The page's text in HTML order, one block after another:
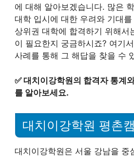
에 대해 알아보겠습니다. 많은
대학 입시에 대한 우려와 기대
상위권 대학에 합격하기 위해서
이 필요한지 궁금하시죠? 여기
사례를 통해 그 해답을 찾을 수
✅대치이강학원의 합격자 통계
를 알아보세요.
대치이강학원 평촌
대치이강학원은 서울 강남을 중